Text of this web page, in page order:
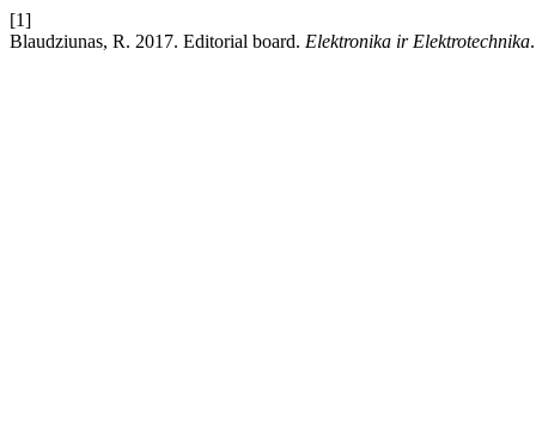
[1]
Blaudziunas, R. 2017. Editorial board. Elektronika ir Elektrotechnika